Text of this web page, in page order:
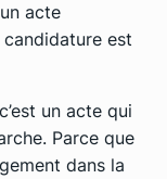
acte
est
un acte qui
Parce que
dans la